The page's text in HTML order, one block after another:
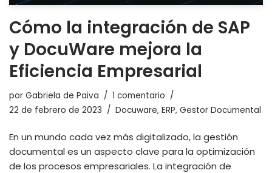
Cómo la integración de SAP
y DocuWare mejora la
Eficiencia Empresarial
por Gabriela de Paiva
1 comentario
22 de febrero de 2023
Docuware, ERP, Gestor Documental
En un mundo cada vez más digitalizado, la gestión
documental es un aspecto clave para la optimización
de los procesos empresariales. La integración de